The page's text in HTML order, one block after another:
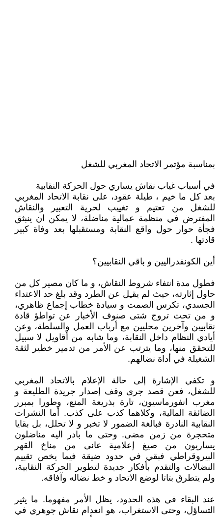
بمناسبة مؤتمر الاتحاد المغربي للشغل
في أسباب غياب نقاش يساري حول الحركة النقابية
بعد كل ما خيم ، طيلة عقود، على نقابة الاتحاد المغربي
للشغل من تعتيم و تغييب لحرية التعبير والنقاش
المفترض في منظمة عمالية مناضلة، لا يمكن ان ينبثق
فجأة حوار حول واقع النقابة ومستقبلها بعد وفاة كبير
قادتها .
أين الكونفدراليين و باقي النقابيين؟
فطول مدة انتفاء شروط النقاش، و ما كان مصير كل من
حاول إثارته، حيث لم يقـِل عن الطرد وقد بلغ حد الاعتداء
الجسدي، تكرس الصمت و سيادة خطاب إجماع ظاهري،
و من تحت تروج شتى صنوف الأخبار عن تواطؤ قادة
نقابيين وآخرين محليين مع أرباب العمل والسلطة، وعن
أيادي النظام داخل النقابة، وما شابه من أقاويل لا سبيل
للتحقق منها، وما يترتب عن الأمر من تدمير خطير لثقة
الشغيلة في أداة نضالهم.
و تكفي الإشارة إلى حالة الإعلام بالاتحاد المغربي
للشغل، فعن قصد جرى وقف إصدار جريدة الطليعة و
مغرب انفورماسيون، تارة بذريعة المنع، وطورا بمبرر
الضائقة المالية، وكلاهما كذب على كذب. أما النشرات
النقابية النادرة فبالغة الضمور لا تخبر و لا تحلل، بل بقايا
متحجرة من زمن مضى. وحتى ما بادر اليه مناضلون
يساريون من صيغ إعلامية عانى من مناخ القهر
البيروقراطي فبقي في حدود ضيقة فيما يخص تقييم
النضالات والتقدم بأفكار جديدة لتطوير الحركة النقابية،
ولم يتطرق بتاتا لوضع الاتحاد و خط نضاله وآفاقه.
عند البقاء في هذه الحدود، يظل الأمر مفهوما. ما يثير
التساؤل، وحتى الاستغراب، هو انعدام نقاش جوهري في